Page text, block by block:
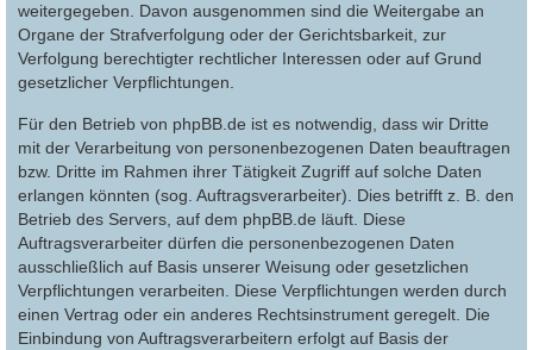
weitergegeben. Davon ausgenommen sind die Weitergabe an
Organe der Strafverfolgung oder der Gerichtsbarkeit, zur
Verfolgung berechtigter rechtlicher Interessen oder auf Grund
gesetzlicher Verpflichtungen.
Für den Betrieb von phpBB.de ist es notwendig, dass wir Dritte
mit der Verarbeitung von personenbezogenen Daten beauftragen
bzw. Dritte im Rahmen ihrer Tätigkeit Zugriff auf solche Daten
erlangen könnten (sog. Auftragsverarbeiter). Dies betrifft z. B. den
Betrieb des Servers, auf dem phpBB.de läuft. Diese
Auftragsverarbeiter dürfen die personenbezogenen Daten
ausschließlich auf Basis unserer Weisung oder gesetzlichen
Verpflichtungen verarbeiten. Diese Verpflichtungen werden durch
einen Vertrag oder ein anderes Rechtsinstrument geregelt. Die
Einbindung von Auftragsverarbeitern erfolgt auf Basis der